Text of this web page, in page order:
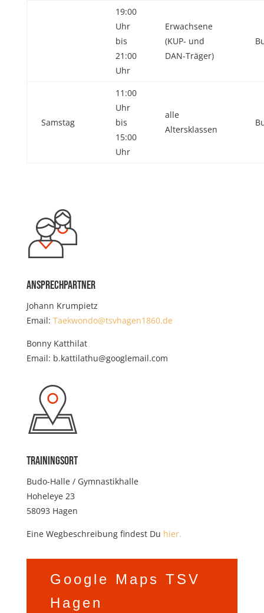
19:00
Uhr
bis
21:00
Uhr
Erwachsene
(KUP- und
DAN-Träger)
Samstag
11:00
Uhr
bis
15:00
Uhr
alle
Altersklassen
Ansprechpartner
Johann Krumpietz
Email: Taekwondo@tsvhagen1860.de
Bonny Katthilat
Email: b.kattilathu@googlemail.com
Trainingsort
Budo-Halle / Gymnastikhalle
Hoheleye 23
58093 Hagen
Eine Wegbeschreibung findest Du hier.
Google Maps TSV
Hagen